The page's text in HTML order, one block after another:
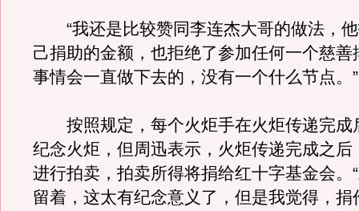
“我还是比较赞同李连杰大哥的做法，他
己捐助的金额，也拒绝了参加任何一个慈善
事情会一直做下去的，没有一个什么节点。”
按照规定，每个火炬手在火炬传递完成
纪念火炬，但周迅表示，火炬传递完成之后
进行拍卖，拍卖所得将捐给红十字基金会。
留着，这太有纪念意义了，但是我觉得，捐